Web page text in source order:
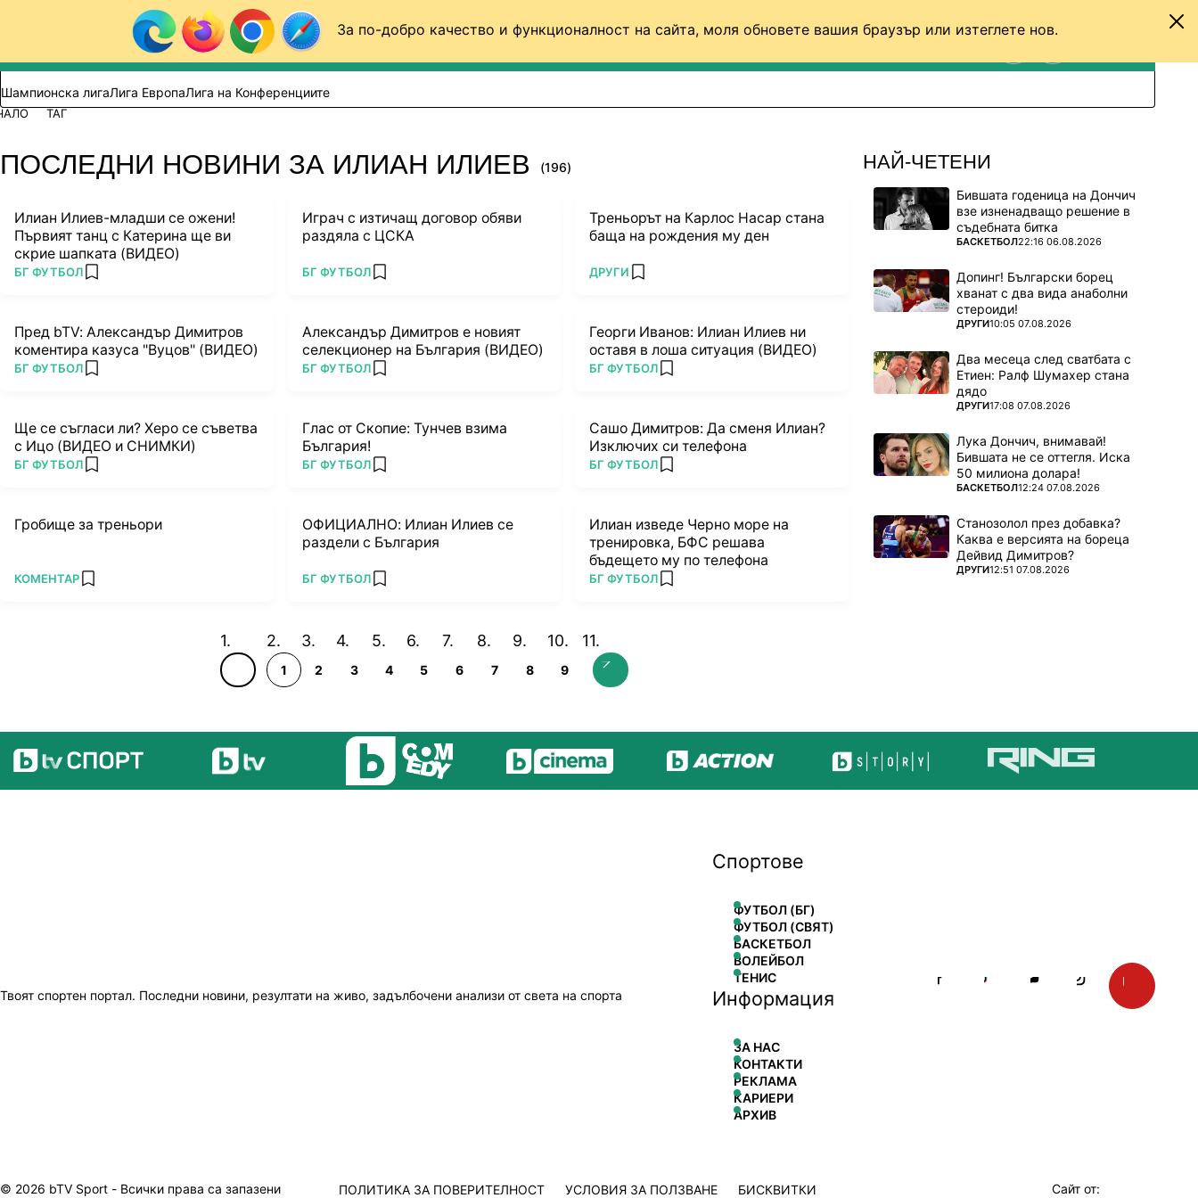
За по-добро качество и функционалност на сайта, моля обновете вашия браузър или изтеглете нов.
Към съдържанието
Търси в сайта
ВИДЕО ФУТБОЛ (БГ)
Шампионска лигаЛига ЕвропаЛига на Конференциите
ТАГ
ПОСЛЕДНИ НОВИНИ ЗА ИЛИАН ИЛИЕВ (196)
Илиан Илиев-младши се ожени!
Първият танц с Катерина ще ви
скрие шапката (ВИДЕО)
ПОВЕЧЕ ОТ
БГ ФУТБОЛ add favorites
Играч с изтичащ договор обяви
раздяла с ЦСКА
ПОВЕЧЕ ОТ
БГ ФУТБОЛ add favorites
Треньорът на Карлос Насар стана
баща на рождения му ден
ПОВЕЧЕ ОТ
ДРУГИ add favorites
Пред bTV: Александър Димитров
коментира казуса "Вуцов" (ВИДЕО)
ПОВЕЧЕ ОТ
БГ ФУТБОЛ add favorites
Александър Димитров е новият
селекционер на България (ВИДЕО)
ПОВЕЧЕ ОТ
БГ ФУТБОЛ add favorites
Георги Иванов: Илиан Илиев ни
оставя в лоша ситуация (ВИДЕО)
ПОВЕЧЕ ОТ
БГ ФУТБОЛ add favorites
Ще се съгласи ли? Херо се съветва
с Ицо (ВИДЕО и СНИМКИ)
ПОВЕЧЕ ОТ
БГ ФУТБОЛ add favorites
Глас от Скопие: Тунчев взима
България!
ПОВЕЧЕ ОТ
БГ ФУТБОЛ add favorites
Сашо Димитров: Да сменя Илиан?
Изключих си телефона
ПОВЕЧЕ ОТ
БГ ФУТБОЛ add favorites
Гробище за треньори
ПОВЕЧЕ ОТ
КОМЕНТАР add favorites
ОФИЦИАЛНО: Илиан Илиев се
раздели с България
ПОВЕЧЕ ОТ
БГ ФУТБОЛ add favorites
Илиан изведе Черно море на
тренировка, БФС решава
бъдещето му по телефона
ПОВЕЧЕ ОТ
БГ ФУТБОЛ add favorites
1 2 3 4 5 6 7 8 9
НАЙ-ЧЕТЕНИ
Бившата годеница на Дончич
взе изненадващо решение в
съдебната битка
ПОВЕЧЕ ОТ
БАСКЕТБОЛ22:16 06.08.2026
Допинг! Български борец
хванат с два вида анаболни
стероиди!
ПОВЕЧЕ ОТ
ДРУГИ10:05 07.08.2026
Два месеца след сватбата с
Етиен: Ралф Шумахер стана
дядо
ПОВЕЧЕ ОТ
ДРУГИ17:08 07.08.2026
Лука Дончич, внимавай!
Бившата не се оттегля. Иска
50 милиона долара!
ПОВЕЧЕ ОТ
БАСКЕТБОЛ12:24 07.08.2026
Станозолол през добавка?
Каква е версията на бореца
Дейвид Димитров?
ПОВЕЧЕ ОТ
ДРУГИ12:51 07.08.2026
Твоят спортен портал. Последни новини, резултати на живо, задълбочени анализи от света на спорта
Спортове
ФУТБОЛ (БГ)
ФУТБОЛ (СВЯТ)
БАСКЕТБОЛ
ВОЛЕЙБОЛ
ТЕНИС
Информация
ЗА НАС
КОНТАКТИ
РЕКЛАМА
КАРИЕРИ
АРХИВ
© 2026 bTV Sport - Всички права са запазени ПОЛИТИКА ЗА ПОВЕРИТЕЛНОСТ УСЛОВИЯ ЗА ПОЛЗВАНЕ БИСКВИТКИ Сайт от: